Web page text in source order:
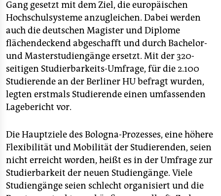
Gang gesetzt mit dem Ziel, die europäischen
Hochschulsysteme anzugleichen. Dabei werden
auch die deutschen Magister und Diplome
flächendeckend abgeschafft und durch Bachelor-
und Masterstudiengänge ersetzt. Mit der 320-
seitigen Studierbarkeits-Umfrage, für die 2.100
Studierende an der Berliner HU befragt wurden,
legten erstmals Studierende einen umfassenden
Lagebericht vor.
Die Hauptziele des Bologna-Prozesses, eine höhere
Flexibilität und Mobilität der Studierenden, seien
nicht erreicht worden, heißt es in der Umfrage zur
Studierbarkeit der neuen Studiengänge. Viele
Studiengänge seien schlecht organisiert und die